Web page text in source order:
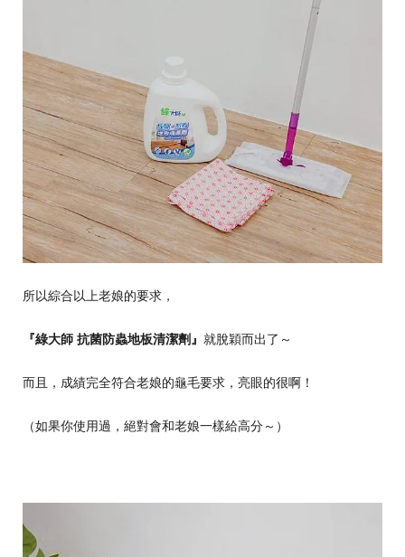
所以綜合以上老娘的要求，
『綠大師 抗菌防蟲地板清潔劑』 就脫穎而出了～
而且，成績完全符合老娘的龜毛要求，亮眼的很啊！
（如果你使用過，絕對會和老娘一樣給高分～）